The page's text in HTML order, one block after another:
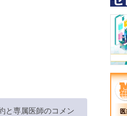
と専属医師のコメン